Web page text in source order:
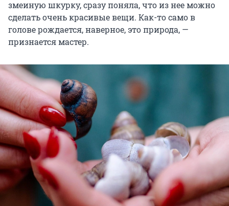
змеиную шкурку, сразу поняла, что из нее можно
сделать очень красивые вещи. Как-то само в
голове рождается, наверное, это природа, —
признается мастер.